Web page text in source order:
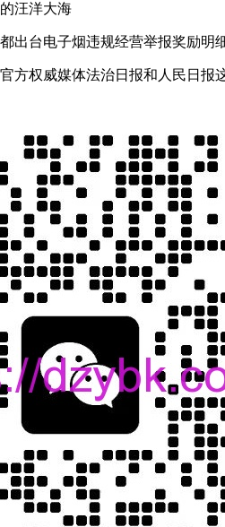
汪洋大海
出台电子烟违规经营举报奖励明
方权威媒体法治日报和人民日报